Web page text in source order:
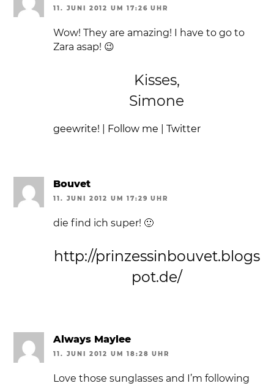
11. JUNI 2012 UM 17:26 UHR
Wow! They are amazing! I have to go to
Zara asap! 😉
Kisses,
Simone
geewrite! Follow me |Twitter
Bouvet
11. JUNI 2012 UM 17:29 UHR
die find ich super! 🙂
http://prinzessinbouvet.blogs
pot.de/
Always Maylee
11. JUNI 2012 UM 18:28 UHR
Love those sunglasses and I’m following